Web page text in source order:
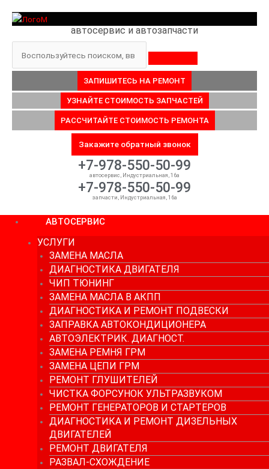
автосервис и автозапчасти
ЗАПИШИТЕСЬ НА РЕМОНТ
УЗНАЙТЕ СТОИМОСТЬ ЗАПЧАСТЕЙ
РАССЧИТАЙТЕ СТОИМОСТЬ РЕМОНТА
Закажите обратный звонок
+7-978-550-50-99
автосервис, Индустриальная, 16а
+7-978-550-50-99
запчасти, Индустриальная, 16а
АВТОСЕРВИС
УСЛУГИ
ЗАМЕНА МАСЛА
ДИАГНОСТИКА ДВИГАТЕЛЯ
ЧИП ТЮНИНГ
ЗАМЕНА МАСЛА В АКПП
ДИАГНОСТИКА И РЕМОНТ ПОДВЕСКИ
ЗАПРАВКА АВТОКОНДИЦИОНЕРА
АВТОЭЛЕКТРИК. ДИАГНОСТ.
ЗАМЕНА РЕМНЯ ГРМ
ЗАМЕНА ЦЕПИ ГРМ
РЕМОНТ ГЛУШИТЕЛЕЙ
ЧИСТКА ФОРСУНОК УЛЬТРАЗВУКОМ
РЕМОНТ ГЕНЕРАТОРОВ И СТАРТЕРОВ
ДИАГНОСТИКА И РЕМОНТ ДИЗЕЛЬНЫХ
ДВИГАТЕЛЕЙ
РЕМОНТ ДВИГАТЕЛЯ
РАЗВАЛ-СХОЖДЕНИЕ